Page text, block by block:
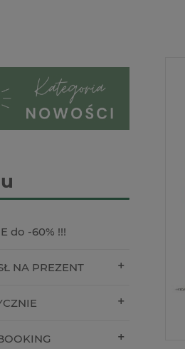
do -60% !!!
NA PREZENT